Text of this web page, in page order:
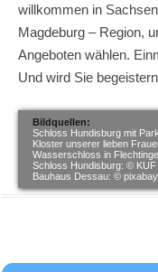
willkommen in
Magdeburg – Region,
Angeboten wählen.
Und wird Sie
Bildquellen:
Schloss Hundisburg mit
Kloster unserer lieben
Wasserschloss in
Schloss Hundisburg: © KUF
Bauhaus Dessau: ©